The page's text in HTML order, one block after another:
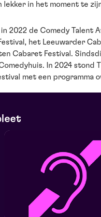
lekker in het moment te
2022 de Comedy Talent
het Leeuwarder
Cabaret Festival.
In 2024 stond
met een programma